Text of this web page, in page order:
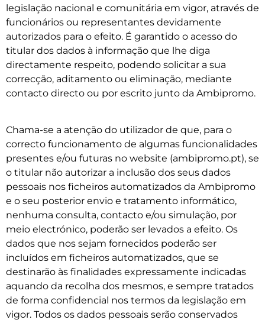
legislação nacional e comunitária em vigor, através de
funcionários ou representantes devidamente
autorizados para o efeito. É garantido o acesso do
titular dos dados à informação que lhe diga
directamente respeito, podendo solicitar a sua
correcção, aditamento ou eliminação, mediante
contacto directo ou por escrito junto da Ambipromo.
Chama-se a atenção do utilizador de que, para o
correcto funcionamento de algumas funcionalidades
presentes e/ou futuras no website (ambipromo.pt), se
o titular não autorizar a inclusão dos seus dados
pessoais nos ficheiros automatizados da Ambipromo
e o seu posterior envio e tratamento informático,
nenhuma consulta, contacto e/ou simulação, por
meio electrónico, poderão ser levados a efeito. Os
dados que nos sejam fornecidos poderão ser
incluídos em ficheiros automatizados, que se
destinarão às finalidades expressamente indicadas
aquando da recolha dos mesmos, e sempre tratados
de forma confidencial nos termos da legislação em
vigor. Todos os dados pessoais serão conservados